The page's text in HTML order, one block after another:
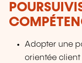
Adopter une
orientée client